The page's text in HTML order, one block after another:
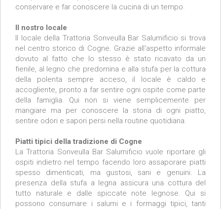
conservare e far conoscere la cucina di un tempo.
Il nostro locale
Il locale della Trattoria Sonveulla Bar Salumificio si trova
nel centro storico di Cogne. Grazie all'aspetto informale
dovuto al fatto che lo stesso è stato ricavato da un
fienile, al legno che predomina e alla stufa per la cottura
della polenta sempre acceso, il locale è caldo e
accogliente, pronto a far sentire ogni ospite come parte
della famiglia. Qui non si viene semplicemente per
mangiare ma per conoscere la storia di ogni piatto,
sentire odori e sapori persi nella routine quotidiana.
Piatti tipici della tradizione di Cogne
La Trattoria Sonveulla Bar Salumificio vuole riportare gli
ospiti indietro nel tempo facendo loro assaporare piatti
spesso dimenticati, ma gustosi, sani e genuini. La
presenza della stufa a legna assicura una cottura del
tutto naturale e dalle spiccate note legnose. Qui si
possono consumare i salumi e i formaggi tipici, tanti